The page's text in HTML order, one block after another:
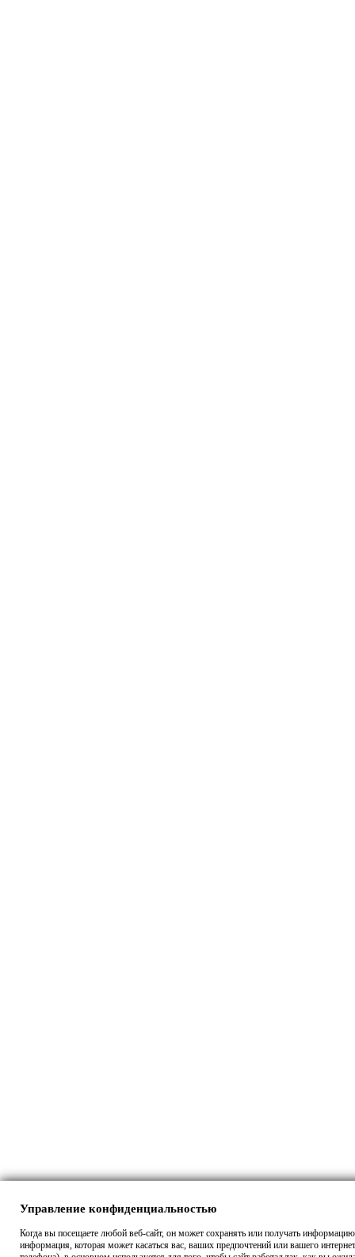
Управление конфиденциальностью
Когда вы посещаете любой веб-сайт, он может сохранять или получать
информация, которая может касаться вас, ваших предпочтений или вашего